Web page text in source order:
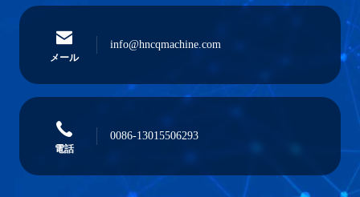
メール
info@hncqmachine.com
電話
0086-13015506293